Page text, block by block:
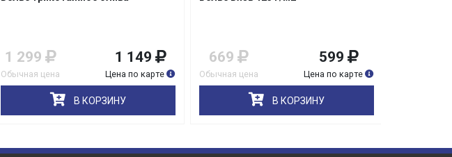
1 299
Обычная цена
1 149
Цена по карте
В КОРЗИНУ
669
Обычная цена
599
Цена по карте
В КОРЗИНУ